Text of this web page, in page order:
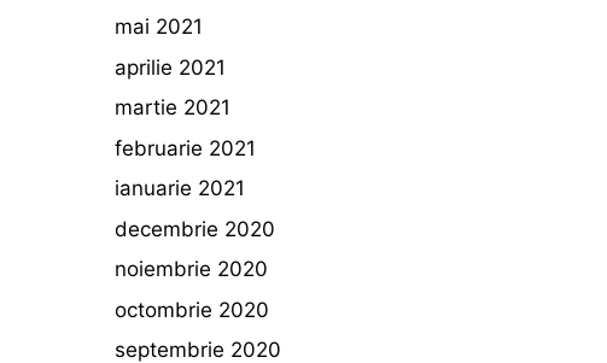
mai 2021
aprilie 2021
martie 2021
februarie 2021
ianuarie 2021
decembrie 2020
noiembrie 2020
octombrie 2020
septembrie 2020